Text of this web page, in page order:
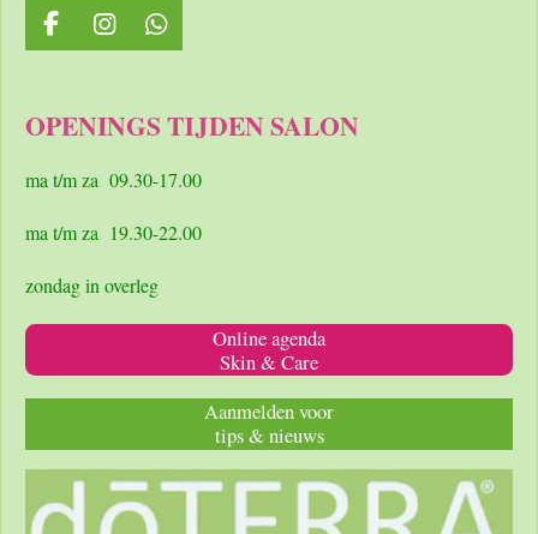
F
a
b
o
I
n
a
r
m
W
h
s
p
OPENINGS TIJDEN SALON
ma t/m za 09.30-17.00
ma t/m za 19.30-22.00
zondag in overleg
Online agenda
Skin & Care
Aanmelden voor
tips & nieuws